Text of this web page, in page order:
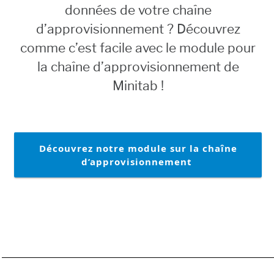
données de votre chaîne
d’approvisionnement ? Découvrez
comme c’est facile avec le module pour
la chaîne d’approvisionnement de
Minitab !
Découvrez notre module sur la chaîne
d’approvisionnement